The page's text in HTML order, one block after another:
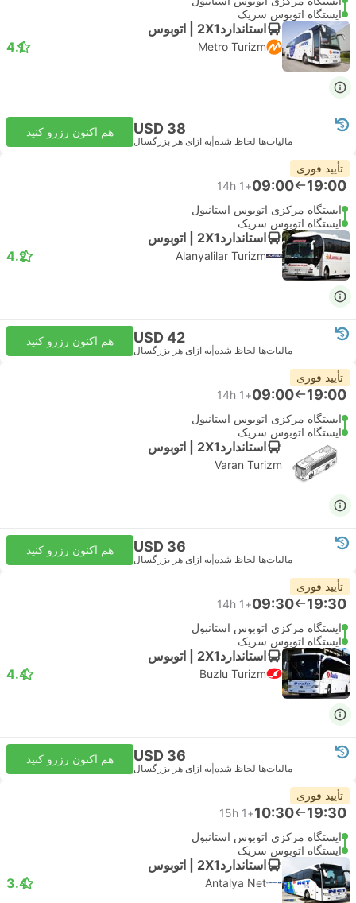
ایستگاه اتوبوس سریک
استاندارد2X1 | اتوبوس
Metro Turizm
4.1
USD 38
مالیات‌ها لحاظ شده به ازای هر بزرگسال
هم اکنون رزرو کنید
تأیید فوری
19:00
09:00
+1
14h
ایستگاه مرکزی اتوبوس استانبول
ایستگاه اتوبوس سریک
استاندارد2X1 | اتوبوس
Alanyalilar Turizm
4.2
USD 42
مالیات‌ها لحاظ شده به ازای هر بزرگسال
هم اکنون رزرو کنید
تأیید فوری
19:00
09:00
+1
14h
ایستگاه مرکزی اتوبوس استانبول
ایستگاه اتوبوس سریک
استاندارد2X1 | اتوبوس
Varan Turizm
USD 36
مالیات‌ها لحاظ شده به ازای هر بزرگسال
هم اکنون رزرو کنید
تأیید فوری
19:30
09:30
+1
14h
ایستگاه مرکزی اتوبوس استانبول
ایستگاه اتوبوس سریک
استاندارد2X1 | اتوبوس
Buzlu Turizm
4.4
USD 36
مالیات‌ها لحاظ شده به ازای هر بزرگسال
هم اکنون رزرو کنید
تأیید فوری
19:30
10:30
+1
15h
ایستگاه مرکزی اتوبوس استانبول
ایستگاه اتوبوس سریک
استاندارد2X1 | اتوبوس
Antalya Net
3.4